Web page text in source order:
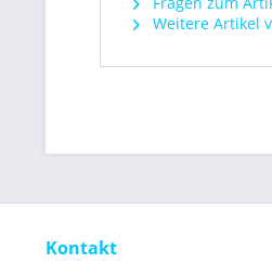
Weitere Artikel
Kontakt